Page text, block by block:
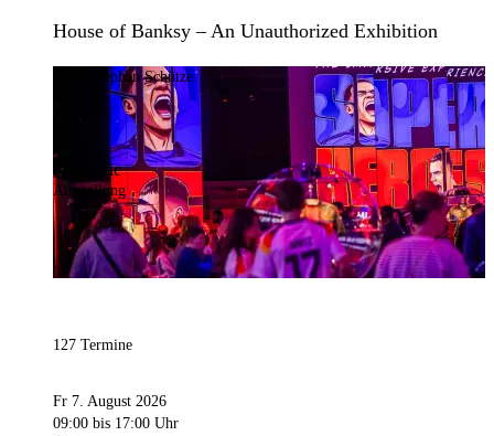
House of Banksy – An Unauthorized Exhibition
Stephan Schütze
Kategorie
Ausstellung
127 Termine
Fr 7. August 2026
09:00 bis 17:00 Uhr